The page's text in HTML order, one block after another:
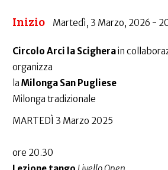
Inizio Martedì, 3 Marzo, 2026 -
Circolo Arci la Scigherain
organizza
la Milonga San Pugliese
Milonga tradizionale
MARTEDÌ 3 Marzo 2025
ore 20.30